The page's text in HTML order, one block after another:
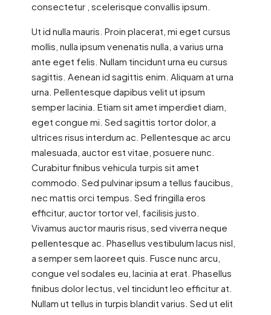
consectetur , scelerisque convallis ipsum.
Ut id nulla mauris. Proin placerat, mi eget cursus
mollis, nulla ipsum venenatis nulla, a varius urna
ante eget felis. Nullam tincidunt urna eu cursus
sagittis. Aenean id sagittis enim. Aliquam at urna
urna. Pellentesque dapibus velit ut ipsum
semper lacinia. Etiam sit amet imperdiet diam,
eget congue mi. Sed sagittis tortor dolor, a
ultrices risus interdum ac. Pellentesque ac arcu
malesuada, auctor est vitae, posuere nunc.
Curabitur finibus vehicula turpis sit amet
commodo. Sed pulvinar ipsum a tellus faucibus,
nec mattis orci tempus. Sed fringilla eros
efficitur, auctor tortor vel, facilisis justo.
Vivamus auctor mauris risus, sed viverra neque
pellentesque ac. Phasellus vestibulum lacus nisl,
a semper sem laoreet quis. Fusce nunc arcu,
congue vel sodales eu, lacinia at erat. Phasellus
finibus dolor lectus, vel tincidunt leo efficitur at.
Nullam ut tellus in turpis blandit varius. Sed ut elit